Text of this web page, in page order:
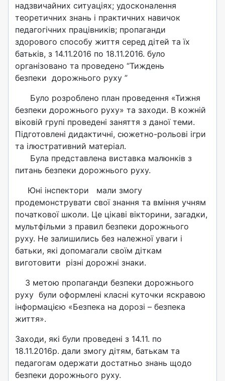
надзвичайних ситуаціях; удосконалення
теоретичних знань і практичних навичок
педагогічних працівників; пропаганди
здорового способу життя серед дітей та їх
батьків, з 14.11.2016 по 18.11.2016. було
організовано та проведено “Тиждень
безпеки дорожнього руху ”
Було розроблено план проведення «Тижня
безпеки дорожнього руху» та заходи. В кожній
віковій групі проведені заняття з даної теми.
Підготовлені дидактичні, сюжетно-рольові ігри
та ілюстративний матеріал.
Була представлена виставка малюнків з
питань безпеки дорожнього руху.
Юні інспектори мали змогу
продемонструвати свої знання та вміння учням
початкової школи. Це цікаві вікторини, загадки,
мультфільми з правил безпеки дорожнього
руху. Не залишились без належної уваги і
батьки, які допомагали своїм діткам
виготовити різні дорожні знаки.
З метою пропаганди безпеки дорожнього
руху були оформлені класні куточки яскравою
інформацією «Безпека на дорозі – безпека
життя».
Заходи, які були проведені з 14.11. по
18.11.2016р. дали змогу дітям, батькам та
педагогам одержати достатньо знань щодо
безпеки дорожнього руху.